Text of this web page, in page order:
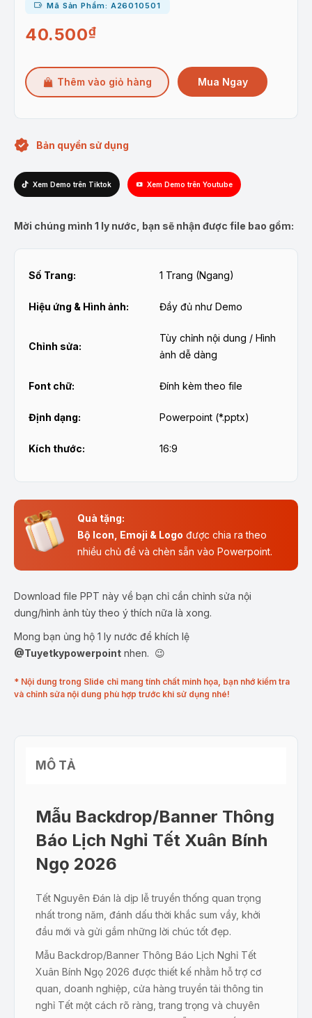
Mã Sản Phẩm: A26010501
40.500₫
Thêm vào giỏ hàng Mua Ngay
Bản quyền sử dụng
Xem Demo trên Tiktok Xem Demo trên Youtube
Mời chúng mình 1 ly nước, bạn sẽ nhận được file bao gồm:
Số Trang: 1 Trang (Ngang)
Hiệu ứng & Hình ảnh: Đầy đủ như Demo
Chỉnh sửa:
Tùy chỉnh nội dung / Hình
ảnh dễ dàng
Font chữ: Đính kèm theo file
Định dạng: Powerpoint (*.pptx)
Kích thước: 16:9
Quà tặng:
Bộ Icon, Emoji & Logo được chia ra theo
nhiều chủ đề và chèn sẵn vào Powerpoint.
Download file PPT này về bạn chỉ cần chỉnh sửa nội
dung/hình ảnh tùy theo ý thích nữa là xong.
Mong bạn ủng hộ 1 ly nước để khích lệ
@Tuyetkypowerpoint nhen. 😉
* Nội dung trong Slide chỉ mang tính chất minh họa, bạn nhớ kiểm tra
và chỉnh sửa nội dung phù hợp trước khi sử dụng nhé!
MÔ TẢ
Mẫu Backdrop/Banner Thông
Báo Lịch Nghỉ Tết Xuân Bính
Ngọ 2026
Tết Nguyên Đán là dịp lễ truyền thống quan trọng
nhất trong năm, đánh dấu thời khắc sum vầy, khởi
đầu mới và gửi gắm những lời chúc tốt đẹp.
Mẫu Backdrop/Banner Thông Báo Lịch Nghỉ Tết
Xuân Bính Ngọ 2026 được thiết kế nhằm hỗ trợ cơ
quan, doanh nghiệp, cửa hàng truyền tải thông tin
nghỉ Tết một cách rõ ràng, trang trọng và chuyên